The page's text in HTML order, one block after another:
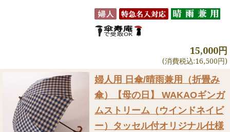
15,000円
(消費税込:16,500円)
婦人用 日傘/晴雨兼用（折畳み
傘）
【母の日】 WAKAOギンガ
ムストリーム（ウインドネイビ
ー）タッセル付オリジナル仕様